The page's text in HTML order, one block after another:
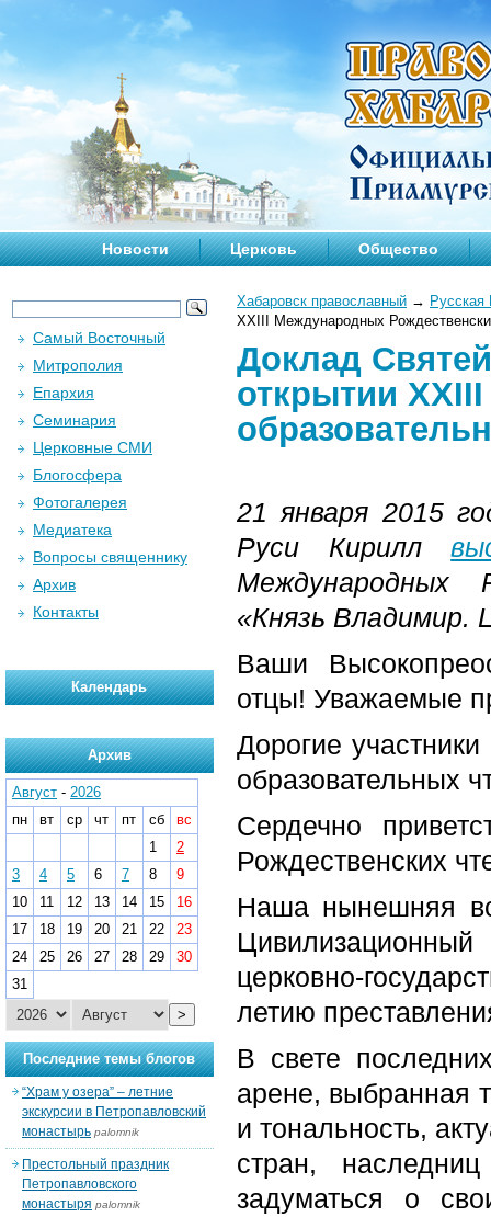
Новости Церковь Общество
Хабаровск православный →
XXIII Международных
Доклад
открытии
21 января 2015
Руси Кирилл
Международных
«Князь Владимир.
Ваши
отцы! Уважаемые
Дорогие
образовательных
Сердечно
Рождественских
Наша нынешняя
церковно-
летию
В свете
арене, выбранная
и тональность,
стран,
задуматься о
Самый Восточный
Митрополия
Епархия
Семинария
Церковные СМИ
Блогосфера
Фотогалерея
Медиатека
Вопросы священнику
Архив
Контакты
Календарь
Архив
Август - 2026
пн
вт ср чт пт сб
вс
1
2
3
4 5 6 7 8
9
10
11 12 13 14 15
16
17
18 19 20 21 22
23
24
25 26 27 28 29
30
31
>
Последние темы блогов
“Храм у озера” – летние
экскурсии в Петропавловский
монастырь palomnik
Престольный праздник
Петропавловского
монастыря palomnik